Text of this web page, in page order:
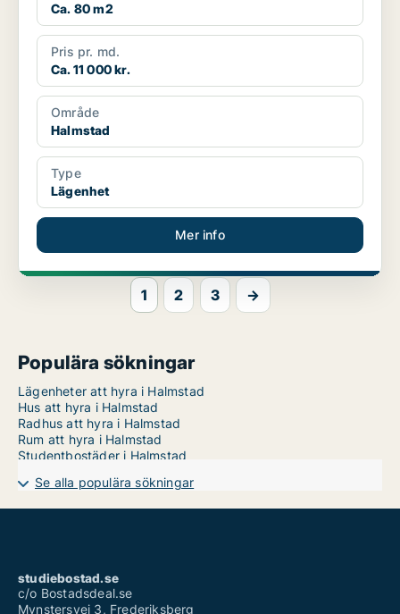
Ca. 80 m2
Pris pr. md.
Ca. 11 000 kr.
Område
Halmstad
Type
Lägenhet
Mer info
1 2 3 →
Populära sökningar
Lägenheter att hyra i Halmstad
Hus att hyra i Halmstad
Radhus att hyra i Halmstad
Rum att hyra i Halmstad
Studentbostäder i Halmstad
Se alla populära sökningar
studiebostad.se
c/o Bostadsdeal.se
Mynstersvej 3, Frederiksberg